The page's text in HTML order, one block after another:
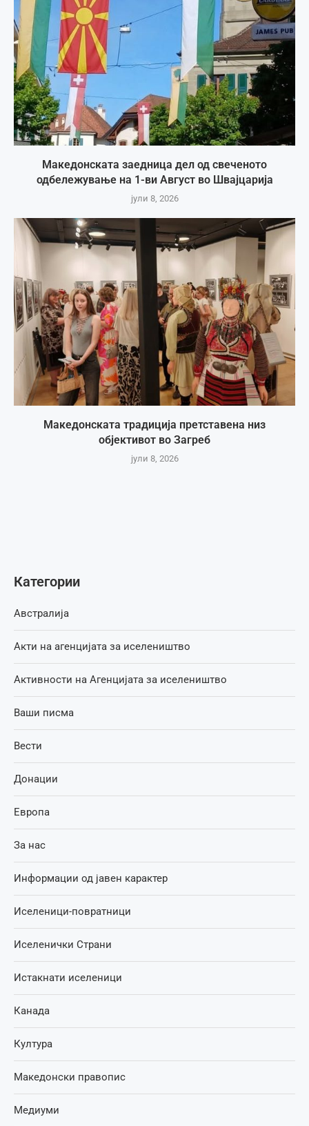
Македонската заедница дел од свеченото
одбележување на 1-ви Август во Швајцарија
јули 8, 2026
Македонската традиција претставена низ
објективот во Загреб
јули 8, 2026
Категории
Австралија
Акти на агенцијата за иселеништво
Активности на Агенцијата за иселеништво
Ваши писма
Вести
Донации
Европа
За нас
Информации од јавен карактер
Иселеници-повратници
Иселенички Страни
Истакнати иселеници
Канада
Култура
Македонски правопис
Медиуми